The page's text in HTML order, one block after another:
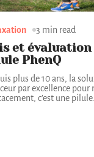
3 min read
et évaluation
PhenQ
plus de 10 ans, la
par excellence pour
c’est une pilule